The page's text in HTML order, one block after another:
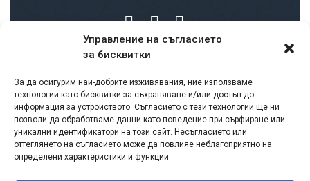
Управление на съгласието
за бисквитки
За да осигурим най-добрите изживявания, ние използваме
технологии като бисквитки за съхраняване и/или достъп до
информация за устройството. Съгласието с тези технологии ще ни
позволи да обработваме данни като поведение при сърфиране или
уникални идентификатори на този сайт. Несъгласието или
оттеглянето на съгласието може да повлияе неблагоприятно на
определени характеристики и функции.
Заплащане и доставка
Условия за ползване
Политика за защита на личните данни
Политика за връщане и възстановяване на
суми